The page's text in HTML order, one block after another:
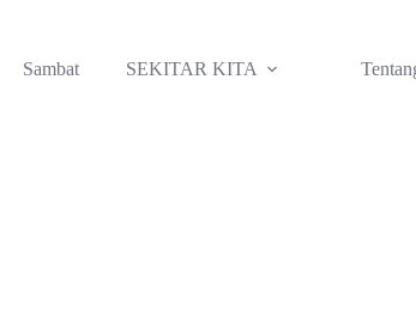
Sambat SEKITAR KITA